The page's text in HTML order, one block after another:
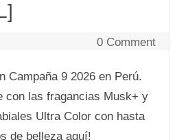
0 Comment
Campaña 9 2026 en Perú.
con las fragancias Musk+ y
Ultra Color con hasta
de belleza aquí!